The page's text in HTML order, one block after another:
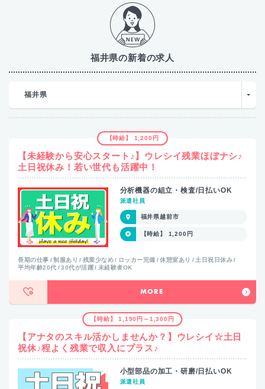
福井県の新着の求人
福井県
【時給】 1,200円
【未経験から安心スタート♪】ウレシイ残業ほぼナシ♪
土日祝休み！若い世代も活躍中！
分析機器の組立・検査/日払いOK
派遣社員
福井県越前市
【時給】 1,200円
長期の仕事 制服あり 残業少なめ ロッカー完備 休憩室あり
土日祝日休み
平均年齢20代
30代が活躍 未経験者OK
MORE
【時給】 1,190円～1,300円
【アナタのスキル活かしませんか？】ウレシイ☆土日
祝休♪程よく残業で収入にプラス♪
小型部品の加工・研磨/日払いOK
派遣社員